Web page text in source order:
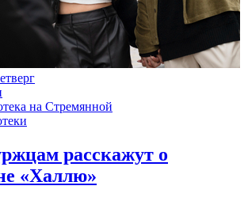
на Стремянной
расскажут о
«Халлю»